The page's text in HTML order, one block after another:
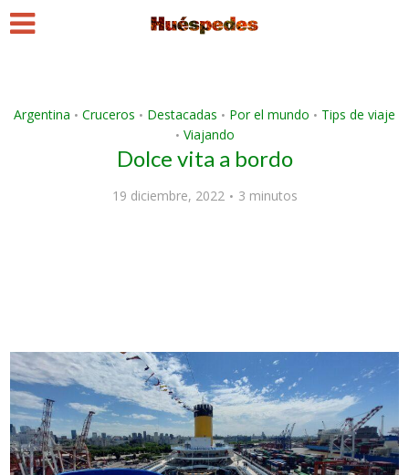
Argentina • Cruceros • Destacadas • Por el mundo • Tips de viaje
• Viajando
Dolce vita a bordo
19 diciembre, 2022 3 minutos